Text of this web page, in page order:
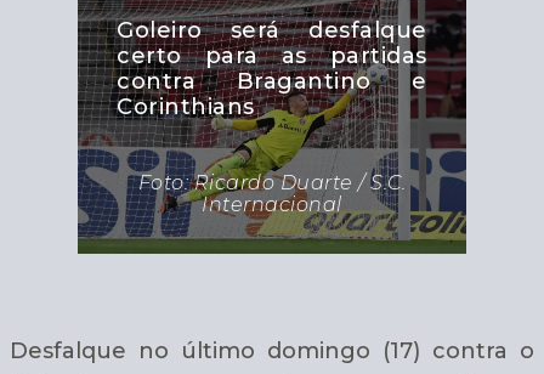
Goleiro será desfalque
certo para as partidas
contra Bragantino e
Corinthians
Foto: Ricardo Duarte / S.C.
Internacional
Desfalque no último domingo (17) contra o